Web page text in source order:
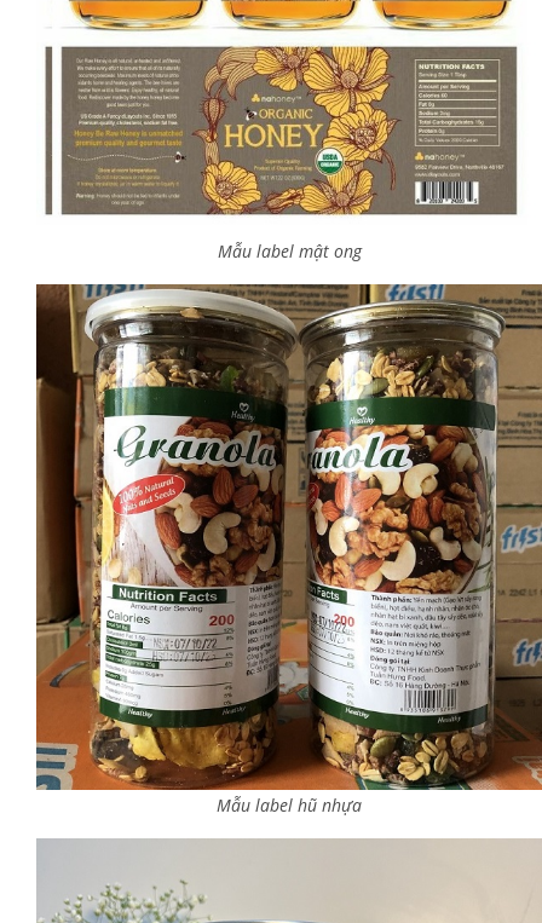
Mẫu label mật ong
Mẫu label hũ nhựa